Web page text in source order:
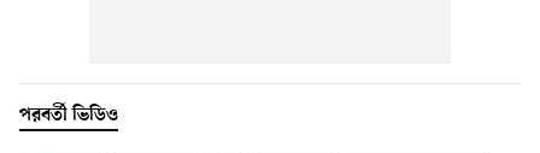
পরবর্তী ভিডিও